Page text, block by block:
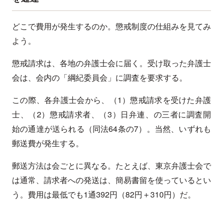
どこで費用が発生するのか。懲戒制度の仕組みを見てみ
よう。
懲戒請求は、各地の弁護士会に届く。受け取った弁護士
会は、会内の「綱紀委員会」に調査を要求する。
この際、各弁護士会から、（1）懲戒請求を受けた弁護
士、（2）懲戒請求者、（3）日弁連、の三者に調査開
始の通達が送られる（同法64条の7）。当然、いずれも
郵送費が発生する。
郵送方法は会ごとに異なる。たとえば、東京弁護士会で
は通常、請求者への発送は、簡易書留を使っているとい
う。費用は最低でも1通392円（82円＋310円）だ。